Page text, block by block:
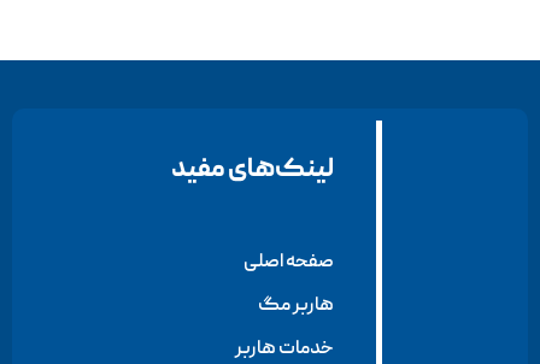
لینک‌های مفید
صفحه اصلی
هاربر مگ
خدمات هاربر